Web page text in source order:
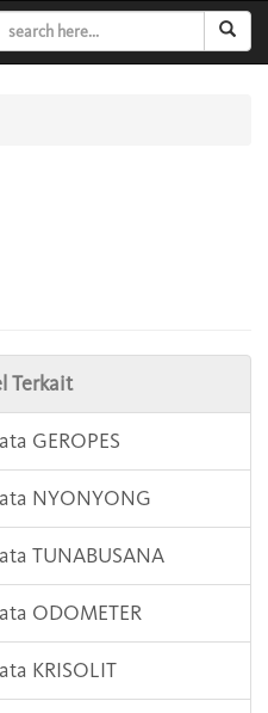
Terkait
GEROPES
NYONYONG
TUNABUSANA
ODOMETER
KRISOLIT